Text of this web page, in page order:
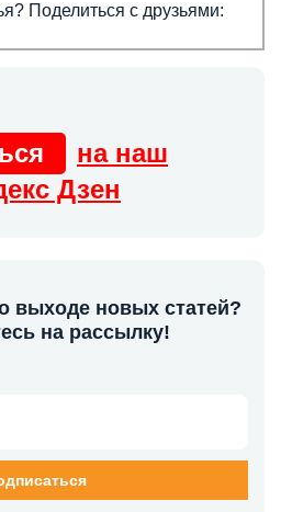
Поделиться с друзьями:
на наш
Дзен
выходе новых статей?
на рассылку!